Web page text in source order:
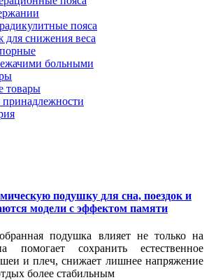
пояса
для снижения веса
больными
товары
подушку для сна, поездок и
модели с эффектом памяти
подушка влияет не только на
сохранить естественное
и плеч, снижает лишнее напряжение
более стабильным